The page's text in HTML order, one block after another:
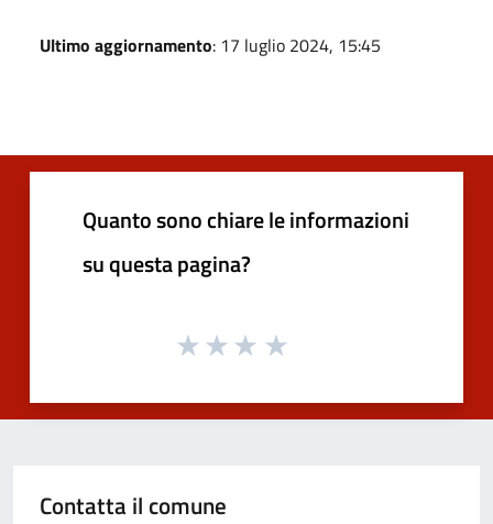
Ultimo aggiornamento: 17 luglio 2024, 15:45
Quanto sono chiare le informazioni
su questa pagina?
Contatta il comune